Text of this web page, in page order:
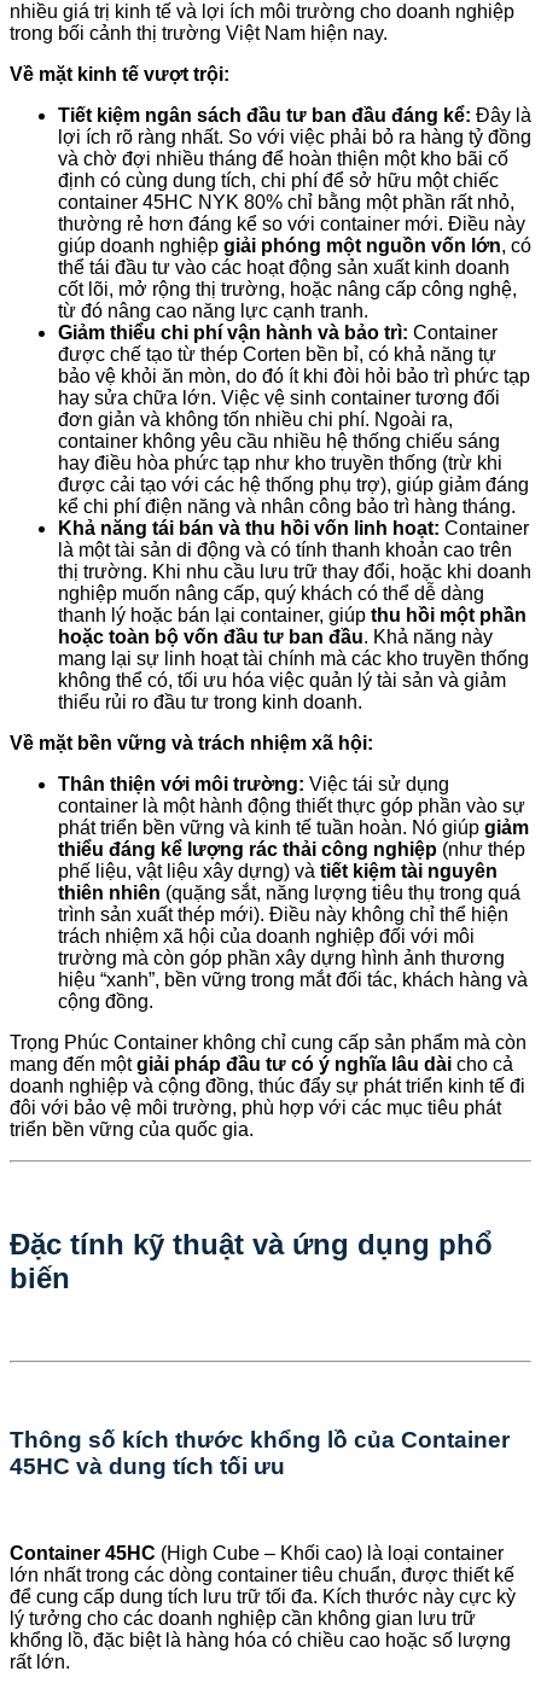
nhiều giá trị kinh tế và lợi ích môi trường cho doanh nghiệp
trong bối cảnh thị trường Việt Nam hiện nay.
Về mặt kinh tế vượt trội:
Tiết kiệm ngân sách đầu tư ban đầu đáng kể: Đây là
lợi ích rõ ràng nhất. So với việc phải bỏ ra hàng tỷ đồng
và chờ đợi nhiều tháng để hoàn thiện một kho bãi cố
định có cùng dung tích, chi phí để sở hữu một chiếc
container 45HC NYK 80% chỉ bằng một phần rất nhỏ,
thường rẻ hơn đáng kể so với container mới. Điều này
giúp doanh nghiệp giải phóng một nguồn vốn lớn, có
thể tái đầu tư vào các hoạt động sản xuất kinh doanh
cốt lõi, mở rộng thị trường, hoặc nâng cấp công nghệ,
từ đó nâng cao năng lực cạnh tranh.
Giảm thiểu chi phí vận hành và bảo trì: Container
được chế tạo từ thép Corten bền bỉ, có khả năng tự
bảo vệ khỏi ăn mòn, do đó ít khi đòi hỏi bảo trì phức tạp
hay sửa chữa lớn. Việc vệ sinh container tương đối
đơn giản và không tốn nhiều chi phí. Ngoài ra,
container không yêu cầu nhiều hệ thống chiếu sáng
hay điều hòa phức tạp như kho truyền thống (trừ khi
được cải tạo với các hệ thống phụ trợ), giúp giảm đáng
kể chi phí điện năng và nhân công bảo trì hàng tháng.
Khả năng tái bán và thu hồi vốn linh hoạt: Container
là một tài sản di động và có tính thanh khoản cao trên
thị trường. Khi nhu cầu lưu trữ thay đổi, hoặc khi doanh
nghiệp muốn nâng cấp, quý khách có thể dễ dàng
thanh lý hoặc bán lại container, giúp thu hồi một phần
hoặc toàn bộ vốn đầu tư ban đầu. Khả năng này
mang lại sự linh hoạt tài chính mà các kho truyền thống
không thể có, tối ưu hóa việc quản lý tài sản và giảm
thiểu rủi ro đầu tư trong kinh doanh.
Về mặt bền vững và trách nhiệm xã hội:
Thân thiện với môi trường: Việc tái sử dụng
container là một hành động thiết thực góp phần vào sự
phát triển bền vững và kinh tế tuần hoàn. Nó giúp giảm
thiểu đáng kể lượng rác thải công nghiệp (như thép
phế liệu, vật liệu xây dựng) và tiết kiệm tài nguyên
thiên nhiên (quặng sắt, năng lượng tiêu thụ trong quá
trình sản xuất thép mới). Điều này không chỉ thể hiện
trách nhiệm xã hội của doanh nghiệp đối với môi
trường mà còn góp phần xây dựng hình ảnh thương
hiệu “xanh”, bền vững trong mắt đối tác, khách hàng và
cộng đồng.
Trọng Phúc Container không chỉ cung cấp sản phẩm mà còn
mang đến mộtgiải pháp đầu tư có ý nghĩa lâu dài cho cả
doanh nghiệp và cộng đồng, thúc đẩy sự phát triển kinh tế đi
đôi với bảo vệ môi trường, phù hợp với các mục tiêu phát
triển bền vững của quốc gia.
Đặc tính kỹ thuật và ứng dụng phổ
biến
Thông số kích thước khổng lồ của Container
45HC và dung tích tối ưu
Container 45HC (High Cube – Khối cao) là loại container
lớn nhất trong các dòng container tiêu chuẩn, được thiết kế
để cung cấp dung tích lưu trữ tối đa. Kích thước này cực kỳ
lý tưởng cho các doanh nghiệp cần không gian lưu trữ
khổng lồ, đặc biệt là hàng hóa có chiều cao hoặc số lượng
rất lớn.